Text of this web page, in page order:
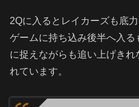
2Qに入るとレイカーズも底
ゲームに持ち込み後半へ入
に捉えながらも追い上げき
れています。